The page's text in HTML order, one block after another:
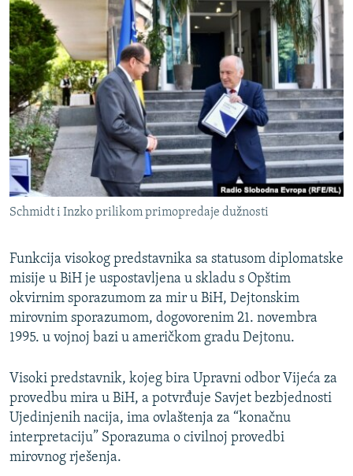
Schmidt i Inzko prilikom primopredaje dužnosti
Funkcija visokog predstavnika sa statusom diplomatske
misije u BiH je uspostavljena u skladu s Opštim
okvirnim sporazumom za mir u BiH, Dejtonskim
mirovnim sporazumom, dogovorenim 21. novembra
1995. u vojnoj bazi u američkom gradu Dejtonu.
Visoki predstavnik, kojeg bira Upravni odbor Vijeća za
provedbu mira u BiH, a potvrđuje Savjet bezbjednosti
Ujedinjenih nacija, ima ovlaštenja za “konačnu
interpretaciju” Sporazuma o civilnoj provedbi
mirovnog rješenja.